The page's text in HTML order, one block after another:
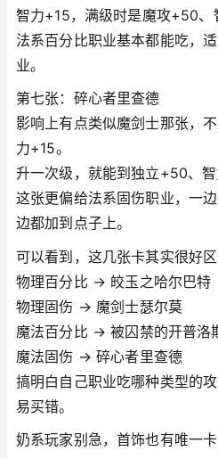
智力+15，满级时是魔攻+50、
法系百分比职业基本都能吃，
业。
第七张：碎心者里查德
影响上有点类似魔剑士那张，
力+15。
升一次级，就能到独立+50、智
这张更偏给法系固伤职业，一
边都加到点子上。
可以看到，这几张卡其实很好区
物理百分比 → 皎玉之哈尔巴特
物理固伤 → 魔剑士瑟尔莫
魔法百分比 → 被囚禁的开普洛
魔法固伤 → 碎心者里查德
搞明白自己职业吃哪种类型的
易买错。
奶系玩家别急，首饰也有唯一卡